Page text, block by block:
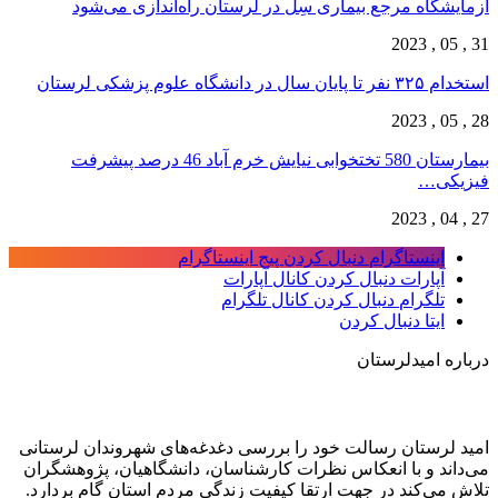
آزمایشگاه مرجع بیماری سِل در لرستان راه‌اندازی می‌شود
31 , 05 , 2023
استخدام ۳۲۵ نفر تا پایان سال در دانشگاه علوم پزشکی لرستان
28 , 05 , 2023
بیمارستان 580 تختخوابی نیایش خرم آباد 46 درصد پیشرفت
فیزیکی…
27 , 04 , 2023
اینستاگرام دنبال کردن پیج اینستاگرام
آپارات دنبال کردن کانال آپارات
تلگرام دنبال کردن کانال تلگرام
ایتا دنبال کردن
درباره امیدلرستان
امید لرستان رسالت خود را بررسی دغدغه‌های شهروندان لرستانی
می‌داند و با انعکاس نظرات کارشناسان، دانشگاهیان، پژوهشگران
تلاش می‌کند در جهت ارتقا کیفیت زندگی مردم استان گام بردارد.